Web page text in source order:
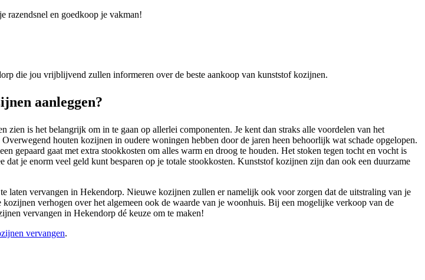
razendsnel en goedkoop je vakman!
die jou vrijblijvend zullen informeren over de beste aankoop van kunststof kozijnen.
aanleggen?
is het belangrijk om in te gaan op allerlei componenten. Je kent dan straks alle voordelen van het
houten kozijnen in oudere woningen hebben door de jaren heen behoorlijk wat schade opgelopen.
gepaard gaat met extra stookkosten om alles warm en droog te houden. Het stoken tegen tocht en vocht is
je enorm veel geld kunt besparen op je totale stookkosten. Kunststof kozijnen zijn dan ook een duurzame
laten vervangen in Hekendorp. Nieuwe kozijnen zullen er namelijk ook voor zorgen dat de uitstraling van je
verhogen over het algemeen ook de waarde van je woonhuis. Bij een mogelijke verkoop van de
vervangen in Hekendorp dé keuze om te maken!
vervangen.